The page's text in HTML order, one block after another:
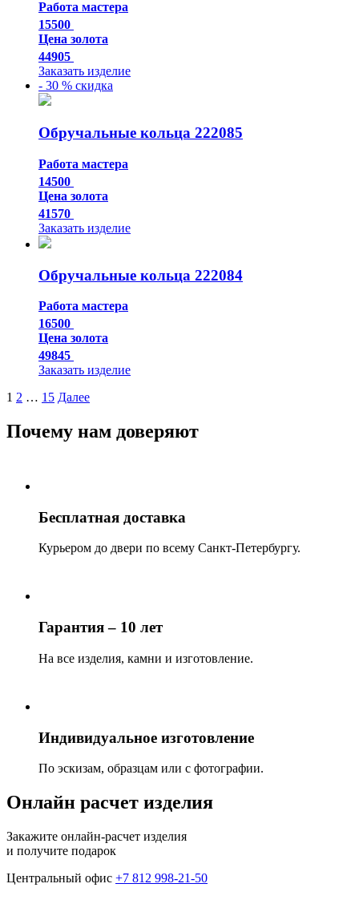
Работа мастера
15500
Цена золота
44905
Заказать изделие
- 30 % скидка
Обручальные кольца 222085
Работа мастера
14500
Цена золота
41570
Заказать изделие
Обручальные кольца 222084
Работа мастера
16500
Цена золота
49845
Заказать изделие
1 2 … 15 Далее
Почему нам доверяют
Бесплатная доставка
Курьером до двери по всему Санкт-Петербургу.
Гарантия – 10 лет
На все изделия, камни и изготовление.
Индивидуальное изготовление
По эскизам, образцам или с фотографии.
Онлайн расчет изделия
Закажите онлайн-расчет изделия
и получите подарок
Центральный офис +7 812 998-21-50